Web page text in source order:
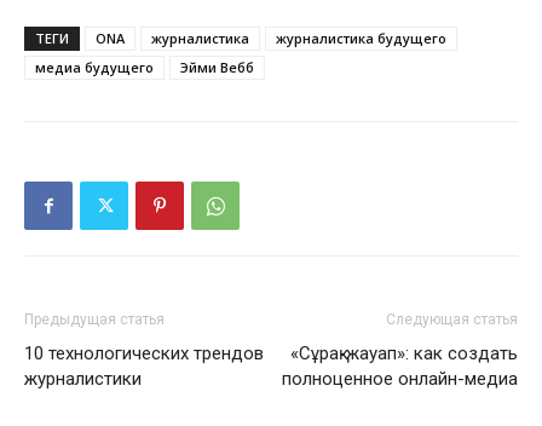
ТЕГИ ONA журналистика
журналистика будущего
медиа будущего
Эйми Вебб
Предыдущая статья
10 технологических трендов
журналистики
Следующая статья
«Сұрақ-жауап»: как создать
полноценное онлайн-медиа